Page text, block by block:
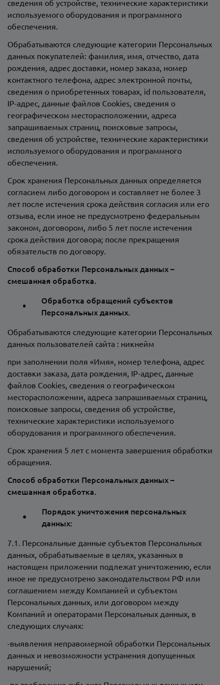
сведения об устройстве, технические характеристики
используемого оборудования и программного
обеспечения.
Обрабатываются следующие категории Персональных
данных покупателей: фамилия, имя, отчество, дата
рождения, адрес доставки, номер заказа, номер
контактного телефона, адрес электронной почты,
сведения о приобретенных товарах, id пользователя,
IP-адрес, данные файлов Сookies, сведения о
географическом месторасположении, адреса
запрашиваемых страниц, поисковые запросы,
сведения об устройстве, технические характеристики
используемого оборудования и программного
обеспечения.
Срок хранения Персональных данных определяется
согласием либо договором и составляет не более 3
лет после истечения срока действия согласия или его
отзыва, если иное не предусмотрено федеральным
законом, договором, либо 5 лет после истечения
срока действия договора; после прекращения
обязательств по договору.
Способ обработки Персональных данных –
смешанная обработка.
Обработка обращений субъектов
Персональных данных.
Обрабатываются следующие категории Персональных
данных пользователей сайта : никнейм
при заполнении поля «Имя», номер телефона, адрес
доставки заказа, дата рождения, IP-адрес, данные
файлов Сookies, сведения о географическом
месторасположении, адреса запрашиваемых страниц,
поисковые запросы, сведения об устройстве,
технические характеристики используемого
оборудования и программного обеспечения.
Срок хранения 5 лет с момента завершения обработки
обращения.
Способ обработки Персональных данных –
смешанная обработка.
Порядок уничтожения персональных
данных:
7.1. Персональные данные субъектов Персональных
данных, обрабатываемые в целях, указанных в
настоящем приложении подлежат уничтожению, если
иное не предусмотрено законодательством РФ или
соглашением между Компанией и субъектом
Персональных данных, или договором между
Компаний и операторами Персональных данных, в
следующих случаях:
-выявления неправомерной обработки Персональных
данных и невозможности устранения допущенных
нарушений;